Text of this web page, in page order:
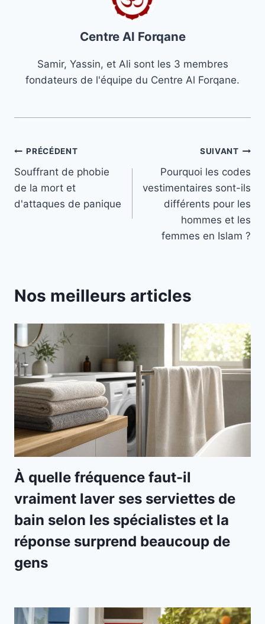
Centre Al Forqane
Samir, Yassin, et Ali sont les 3 membres
fondateurs de l'équipe du Centre Al Forqane.
Navigation
de
l’article
PRÉCÉDENT
Souffrant de phobie
de la mort et
d'attaques de panique
SUIVANT
Pourquoi les codes
vestimentaires sont-ils
différents pour les
hommes et les
femmes en Islam ?
Nos meilleurs articles
À quelle fréquence faut-il
vraiment laver ses serviettes de
bain selon les spécialistes et la
réponse surprend beaucoup de
gens